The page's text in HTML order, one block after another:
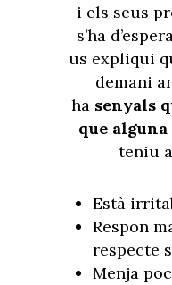
i els seus
s’ha
us expliqui
demani
ha senyals
que alguna
teniu
Està
Respon
respecte
Menja